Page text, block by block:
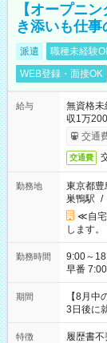
【オープニ
き添いも仕事
派遣 職種未経験
WEB登録・面接OK
給与
無資格
収1万
交通
交通費
勤務地
東京都豊
巣鴨駅 /
≪自宅
します。
勤務時間
9:00～18:00（休憩60
早番 7:00
と休みを
「でき
ね。 ※Wワーク希望の方へ 今ご覧のお仕事で希望する勤務時間
と、も
合は応
期間
【8月
3日後に
特徴 履歴書不